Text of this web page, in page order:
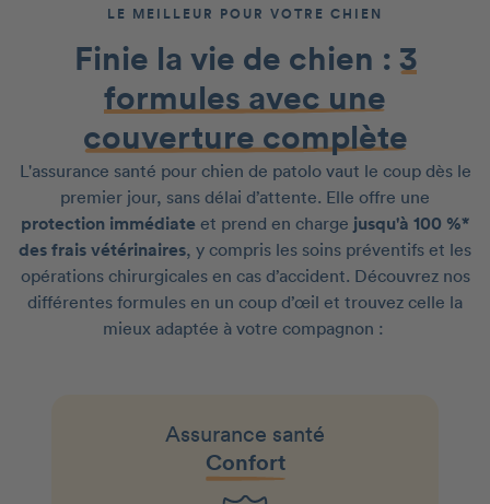
LE MEILLEUR POUR VOTRE CHIEN
Finie la vie de chien : 3
formules avec une
couverture complète
L'assurance santé pour chien de patolo vaut le coup dès le
premier jour, sans délai d’attente. Elle offre une
protection immédiate et prend en charge jusqu'à 100 %*
des frais vétérinaires, y compris les soins préventifs et les
opérations chirurgicales en cas d’accident. Découvrez nos
différentes formules en un coup d’œil et trouvez celle la
mieux adaptée à votre compagnon :
Assurance santé
Confort